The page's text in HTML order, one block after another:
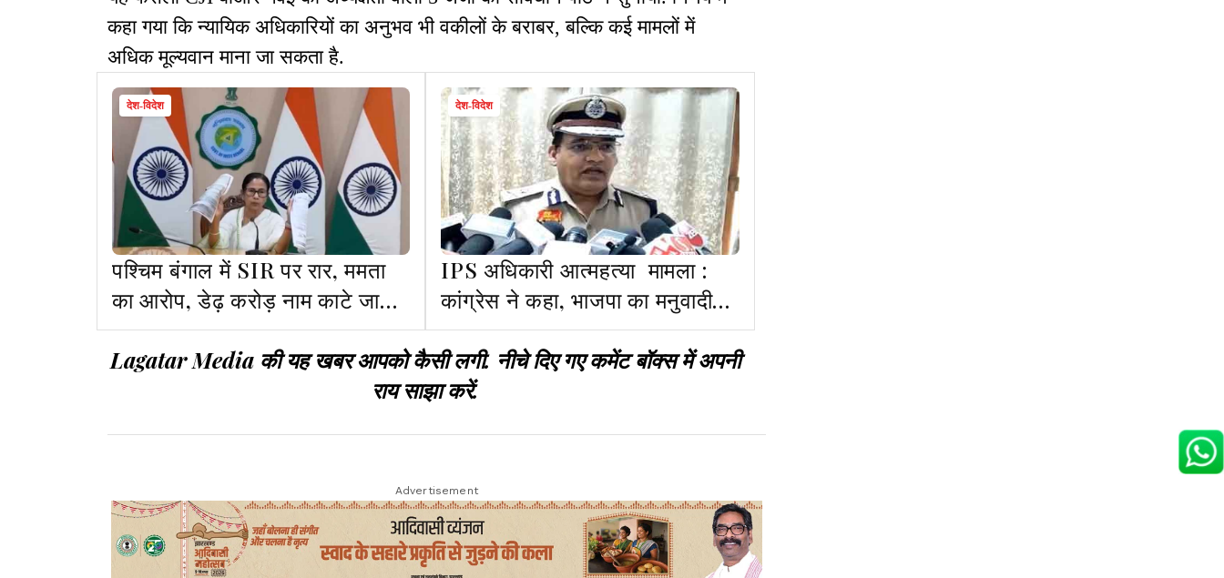
कहा गया कि न्यायिक अधिकारियों का अनुभव भी वकीलों के बराबर, बल्कि कई मामलों में
अधिक मूल्यवान माना जा सकता है.
देश-विदेश
पश्चिम बंगाल में SIR पर रार, ममता
का आरोप, डेढ़ करोड़ नाम काटे जाने
की तैयारी, NRC लागू किये जाने की
साजिश
देश-विदेश
IPS अधिकारी आत्महत्या मामला :
कांग्रेस ने कहा, भाजपा का मनुवादी
तंत्र कमजोर वर्गों के लिए अभिशाप
Lagatar Media की यह खबर आपको कैसी लगी. नीचे दिए गए कमेंट बॉक्स में अपनी
राय साझा करें.
Advertisement